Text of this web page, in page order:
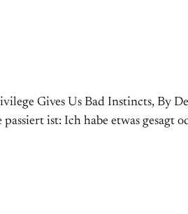
Gives Us Bad Instincts, By
ist: Ich habe etwas gesagt